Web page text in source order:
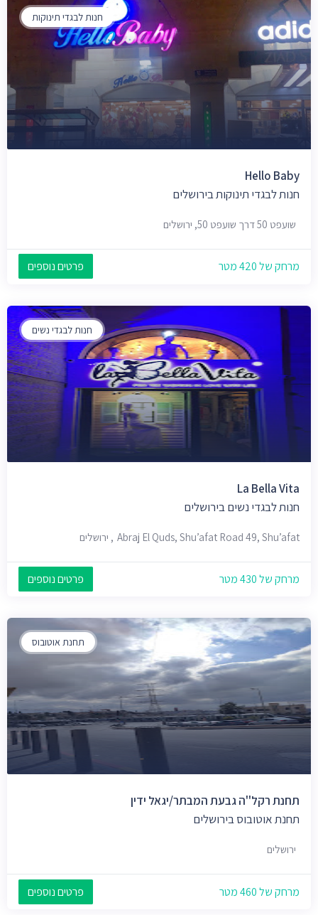
חנות לבגדי תינוקות
Hello Baby
חנות לבגדי תינוקות בירושלים
שועפט 50 דרך שועפט 50, ירושלים
מרחק של 420 מטר פרטים נוספים
חנות לבגדי נשים
La Bella Vita
חנות לבגדי נשים בירושלים
Abraj El Quds, Shu’afat Road 49, Shu’afat, ירושלים
מרחק של 430 מטר פרטים נוספים
תחנת אוטובוס
תחנת רקל''ה גבעת המבתר/יגאל ידין
תחנת אוטובוס בירושלים
ירושלים
מרחק של 460 מטר פרטים נוספים